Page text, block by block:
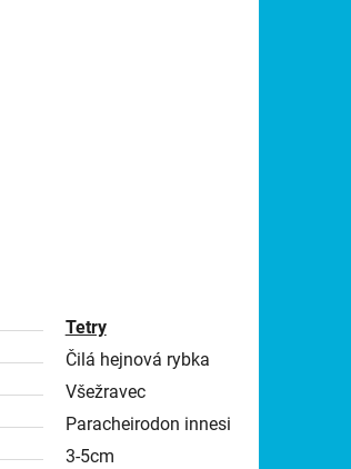
Tetry
Čilá hejnová rybka
Všežravec
Paracheirodon innesi
3-5cm